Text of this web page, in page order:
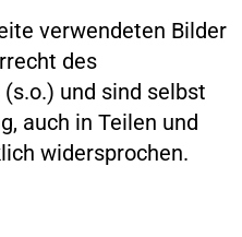
verwendeten Bilder
des
und sind selbst
auch in Teilen und
widersprochen.